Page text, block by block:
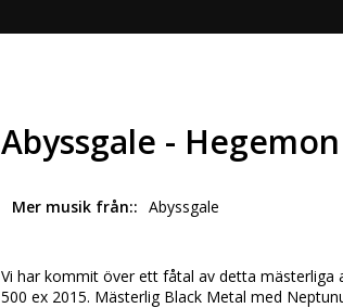
Abyssgale -
Mer musik från: Abyssgale
Vi har kommit över ett fåtal av detta mästerliga
500 ex 2015. Mästerlig Black Metal med